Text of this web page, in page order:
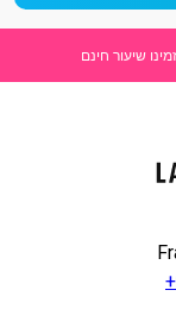
שיעור חינם